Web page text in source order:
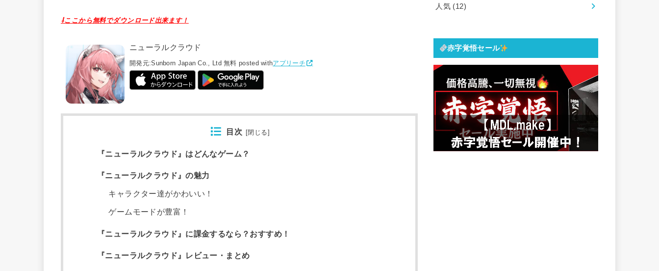
⇩ここから無料でダウンロード出来ます！
ニューラルクラウド
開発元:Sunborn Japan Co., Ltd 無料 posted withアプリーチ
目次 閉じる
『ニューラルクラウド』はどんなゲーム？
『ニューラルクラウド』の魅力
キャラクター達がかわいい！
ゲームモードが豊富！
『ニューラルクラウド』に課金するなら？おすすめ！
『ニューラルクラウド』レビュー・まとめ
人気 (12)
赤字覚悟セール